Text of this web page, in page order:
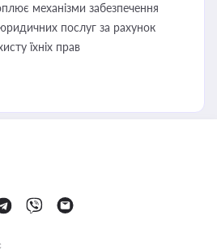
механізми забезпечення
послуг за рахунок
їхніх прав